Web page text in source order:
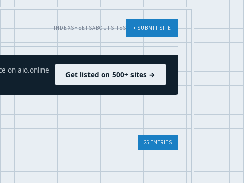
INDEXSHEETSABOUTSITES + SUBMIT SITE
on aio.online
Get listed on 500+ sites →
25 ENTRIES